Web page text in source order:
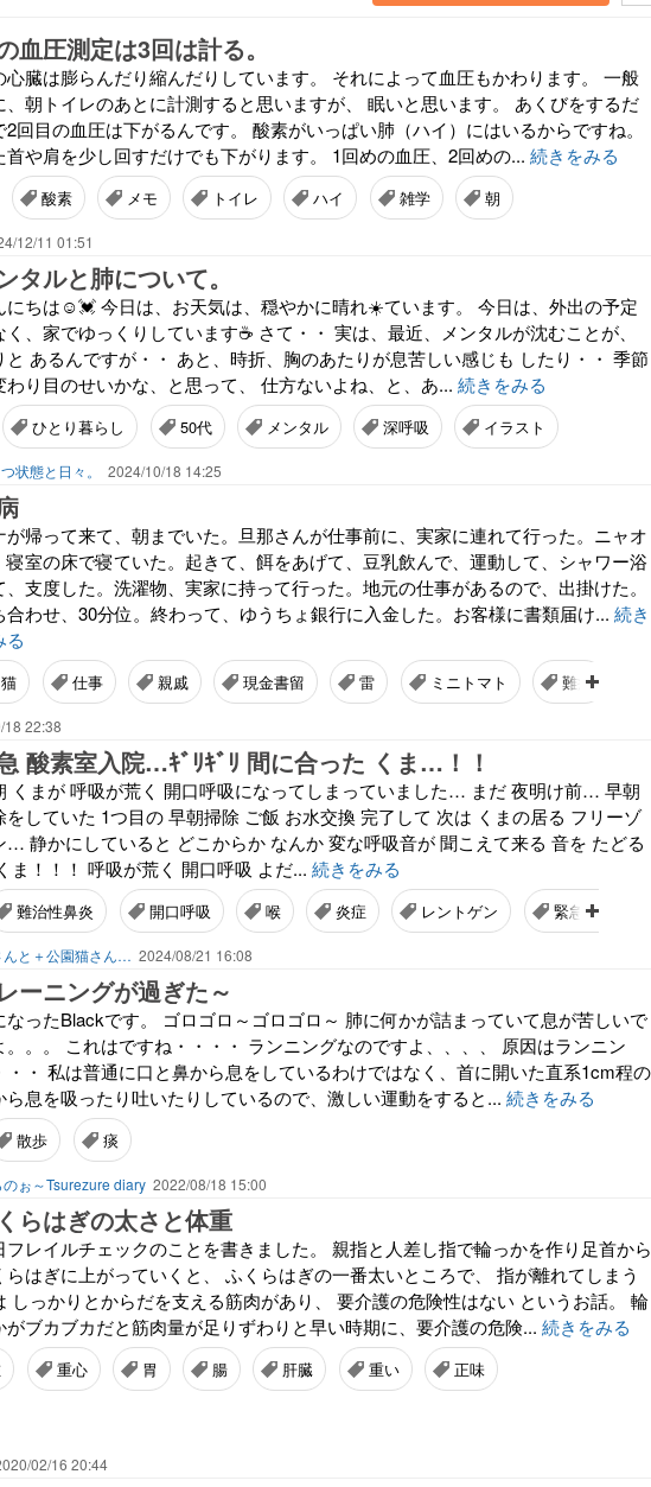
血圧測定は3回は計る。
心臓は膨らんだり縮んだりしています。 それによって血圧もかわります。 一般
、朝トイレのあとに計測すると思いますが、 眠いと思います。 あくびをするだ
2回目の血圧は下がるんです。 酸素がいっぱい肺（ハイ）にはいるからですね。
首や肩を少し回すだけでも下がります。 1回めの血圧、2回めの... 続きをみる
酸素 メモ トイレ ハイ 雑学 朝
12/11 01:51
タルと肺について。
にちは☺️💓 今日は、お天気は、穏やかに晴れ☀️ています。 今日は、外出の予定
く、家でゆっくりしています☕️ さて・・ 実は、最近、メンタルが沈むことが、
と あるんですが・・ あと、時折、胸のあたりが息苦しい感じも したり・・ 季節
わり目のせいかな、と思って、 仕方ないよね、と、あ... 続きをみる
ひとり暮らし 50代 メンタル 深呼吸 イラスト
状態と日々。 2024/10/18 14:25
が帰って来て、朝までいた。旦那さんが仕事前に、実家に連れて行った。ニャオ
寝室の床で寝ていた。起きて、餌をあげて、豆乳飲んで、運動して、シャワー浴
、支度した。洗濯物、実家に持って行った。地元の仕事があるので、出掛けた。
合わせ、30分位。終わって、ゆうちょ銀行に入金した。お客様に書類届け... 続き
る
猫 仕事 親戚 現金書留 雷 ミニトマト 難病
22:38
酸素室入院…ｷﾞﾘｷﾞﾘ 間に合った くま…！！
くまが 呼吸が荒く 開口呼吸になってしまっていました… まだ 夜明け前… 早朝
をしていた 1つ目の 早朝掃除 ご飯 お水交換 完了して 次は くまの居る フリーゾ
… 静かにしていると どこからか なんか 変な呼吸音が 聞こえて来る 音を たどる
ま！！！ 呼吸が荒く 開口呼吸 よだ... 続きをみる
難治性鼻炎 開口呼吸 喉 炎症 レントゲン 緊急入院
と＋公園猫さん… 2024/08/21 16:08
ーニングが過ぎた～
なったBlackです。 ゴロゴロ～ゴロゴロ～ 肺に何かが詰まっていて息が苦しいで
。。。 これはですね・・・・ ランニングなのですよ、、、、 原因はランニン
・・ 私は普通に口と鼻から息をしているわけではなく、首に開いた直系1cm程の
ら息を吸ったり吐いたりしているので、激しい運動をすると... 続きをみる
散歩 痰
ぉ～Tsurezure diary 2022/08/18 15:00
らはぎの太さと体重
フレイルチェックのことを書きました。 親指と人差し指で輪っかを作り足首から
らはぎに上がっていくと、 ふくらはぎの一番太いところで、 指が離れてしまう
しっかりとからだを支える筋肉があり、 要介護の危険性はない というお話。 輪
がブカブカだと筋肉量が足りずわりと早い時期に、要介護の危険... 続きをみる
重心 胃 腸 肝臓 重い 正味
02/16 20:44